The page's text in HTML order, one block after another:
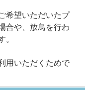
希望いただいたプ
合や、放鳥を行わ
。
用いただくためで